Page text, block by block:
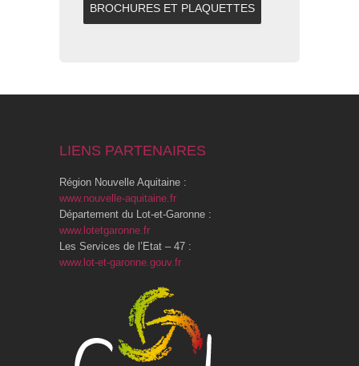
BROCHURES ET PLAQUETTES
LIENS PARTENAIRES
Région Nouvelle Aquitaine :
www.nouvelle-aquitaine.fr
Département du Lot-et-Garonne :
www.lotetgaronne.fr
Les Services de l’Etat – 47 :
www.lot-et-garonne.gouv.fr